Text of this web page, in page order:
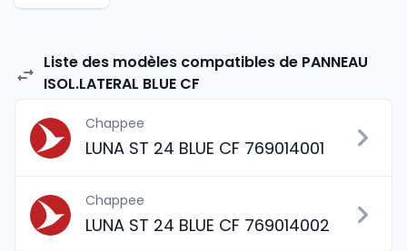
Liste des modèles compatibles de PANNEAU
ISOL.LATERAL BLUE CF
Chappee
LUNA ST 24 BLUE CF 769014001
Chappee
LUNA ST 24 BLUE CF 769014002